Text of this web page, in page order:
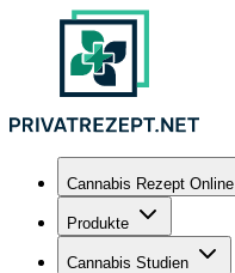
Cannabis Rezept Online
Produkte
Cannabis Studien